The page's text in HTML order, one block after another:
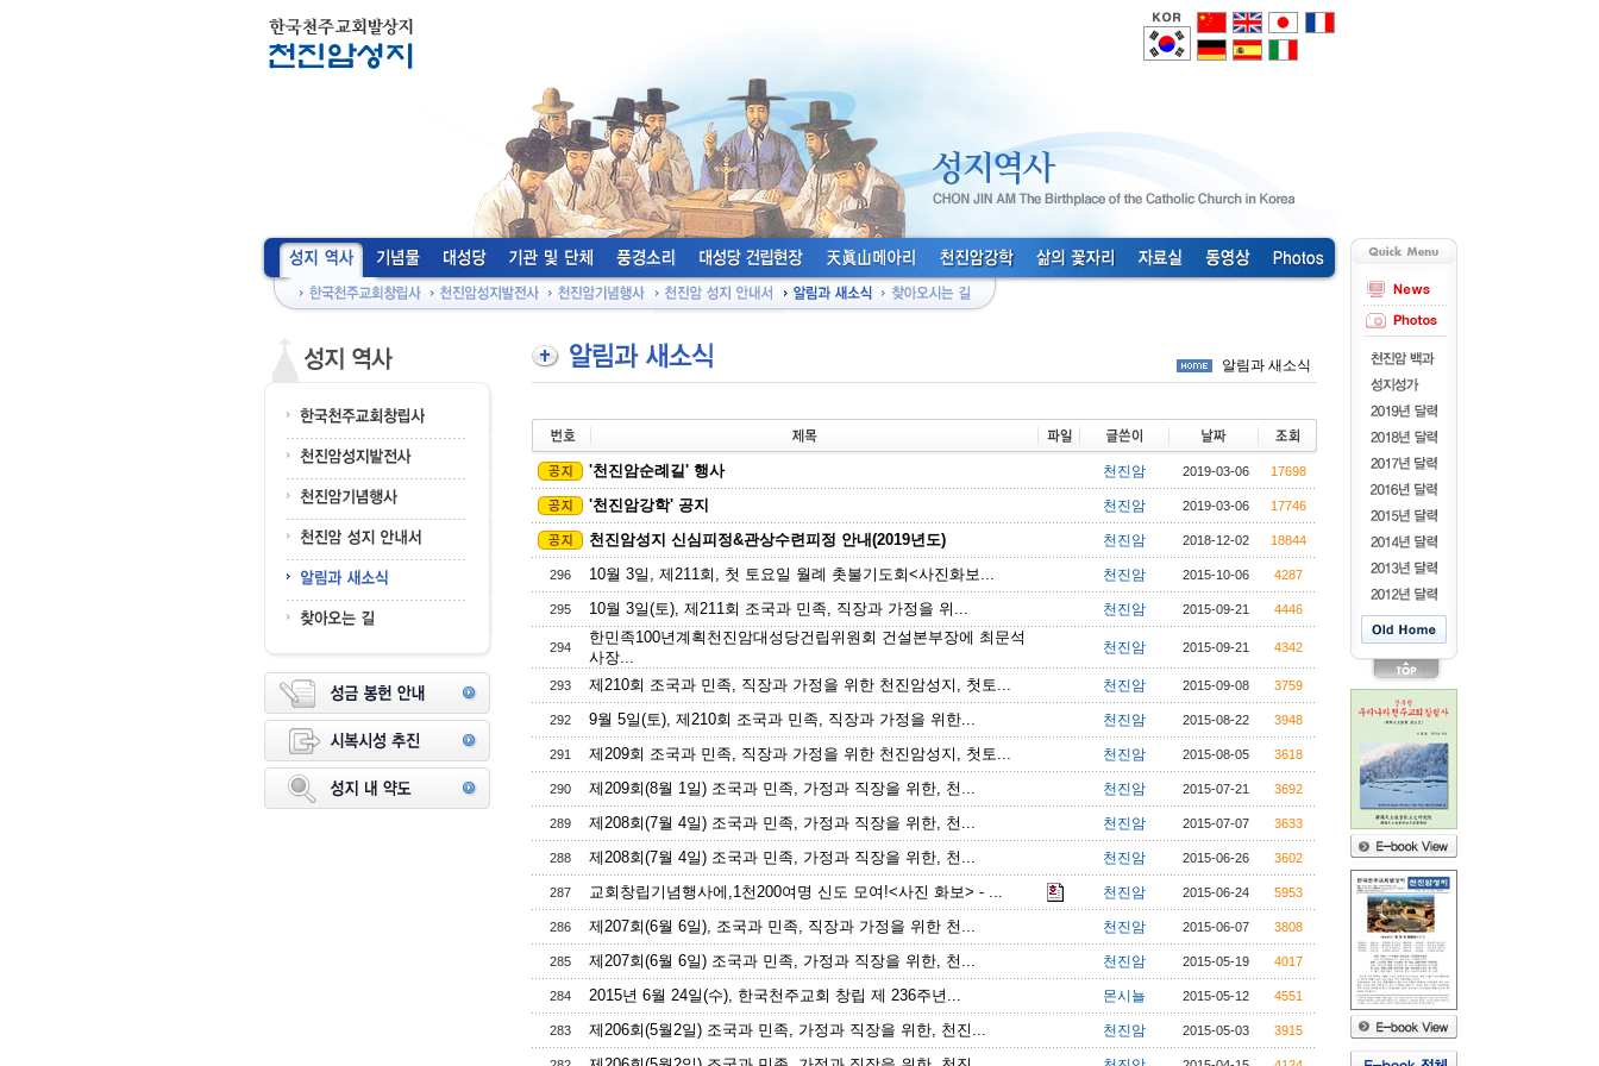
알림과 새소식
'천진암순례길' 행사 천진암 2019-03-06 17698
'천진암강학' 공지 천진암 2019-03-06 17746
천진암성지 신심피정&관상수련피정 안내(2019년도) 천진암 2018-12-02 18844
296 10월 3일, 제211회, 첫 토요일 월례 촛불기도회<사진화보... 천진암 2015-10-06 4287
295 10월 3일(토), 제211회 조국과 민족, 직장과 가정을 위... 천진암 2015-09-21 4446
294
한민족100년계획천진암대성당건립위원회 건설본부장에 최문석
사장...
천진암 2015-09-21 4342
293 제210회 조국과 민족, 직장과 가정을 위한 천진암성지, 첫토... 천진암 2015-09-08 3759
292 9월 5일(토), 제210회 조국과 민족, 직장과 가정을 위한... 천진암 2015-08-22 3948
291 제209회 조국과 민족, 직장과 가정을 위한 천진암성지, 첫토... 천진암 2015-08-05 3618
290 제209회(8월 1일) 조국과 민족, 가정과 직장을 위한, 천... 천진암 2015-07-21 3692
289 제208회(7월 4일) 조국과 민족, 가정과 직장을 위한, 천... 천진암 2015-07-07 3633
288 제208회(7월 4일) 조국과 민족, 가정과 직장을 위한, 천... 천진암 2015-06-26 3602
287 교회창립기념행사에,1천200여명 신도 모여!<사진 화보> - ... 천진암 2015-06-24 5953
286 제207회(6월 6일), 조국과 민족, 직장과 가정을 위한 천... 천진암 2015-06-07 3808
285 제207회(6월 6일) 조국과 민족, 가정과 직장을 위한, 천... 천진암 2015-05-19 4017
284 2015년 6월 24일(수), 한국천주교회 창립 제 236주년... 몬시뇰 2015-05-12 4551
283 제206회(5월2일) 조국과 민족, 가정과 직장을 위한, 천진... 천진암 2015-05-03 3915